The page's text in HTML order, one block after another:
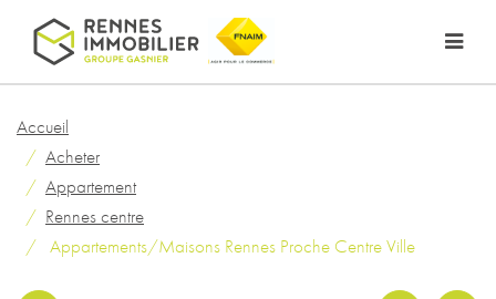
Accueil
Acheter
Appartement
Rennes centre
Appartements/Maisons Rennes Proche Centre Ville